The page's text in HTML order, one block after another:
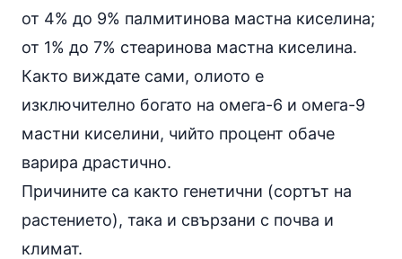
от 4% до 9% палмитинова мастна киселина;
от 1% до 7% стеаринова мастна киселина.
Както виждате сами, олиото е
изключително богато на омега-6 и омега-9
мастни киселини, чийто процент обаче
варира драстично.
Причините са както генетични (сортът на
растението), така и свързани с почва и
климат.